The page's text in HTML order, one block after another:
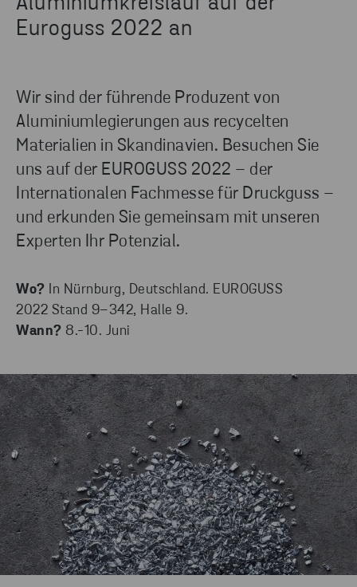
Euroguss 2022 an
Wir sind der führende Produzent von
Aluminiumlegierungen aus recycelten
Materialien in Skandinavien. Besuchen Sie
uns auf der EUROGUSS 2022 – der
Internationalen Fachmesse für Druckguss –
und erkunden Sie gemeinsam mit unseren
Experten Ihr Potenzial.
Wo? In Nürnburg, Deutschland. EUROGUSS
2022 Stand 9–342, Halle 9.
Wann? 8.-10. Juni